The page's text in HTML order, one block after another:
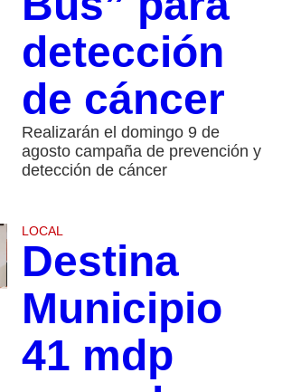
detección
de cáncer
Realizarán el domingo 9 de
agosto campaña de prevención y
detección de cáncer
LOCAL
Destina
Municipio
41 mdp